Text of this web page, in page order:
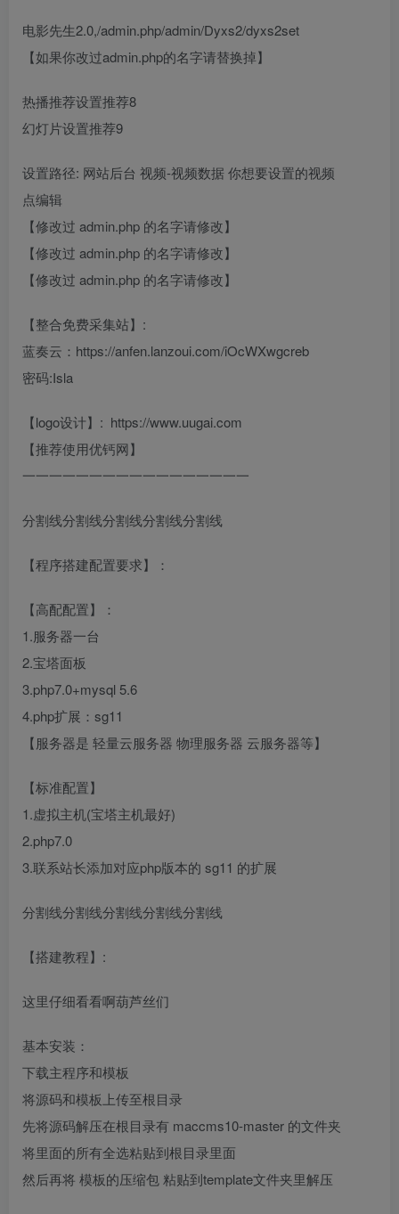
电影先生2.0,/admin.php/admin/Dyxs2/dyxs2set
【如果你改过admin.php的名字请替换掉】
热播推荐设置推荐8
幻灯片设置推荐9
设置路径: 网站后台 视频-视频数据 你想要设置的视频
点编辑
【修改过 admin.php 的名字请修改】
【修改过 admin.php 的名字请修改】
【修改过 admin.php 的名字请修改】
【整合免费采集站】:
蓝奏云：https://anfen.lanzoui.com/iOcWXwgcreb
密码:Isla
【logo设计】: https://www.uugai.com
【推荐使用优钙网】
一一一一一一一一一一一一一一一一一
分割线分割线分割线分割线分割线
【程序搭建配置要求】：
【高配配置】：
1.服务器一台
2.宝塔面板
3.php7.0+mysql 5.6
4.php扩展：sg11
【服务器是 轻量云服务器 物理服务器 云服务器等】
【标准配置】
1.虚拟主机(宝塔主机最好)
2.php7.0
3.联系站长添加对应php版本的 sg11 的扩展
分割线分割线分割线分割线分割线
【搭建教程】:
这里仔细看看啊葫芦丝们
基本安装：
下载主程序和模板
将源码和模板上传至根目录
先将源码解压在根目录有 maccms10-master 的文件夹
将里面的所有全选粘贴到根目录里面
然后再将 模板的压缩包 粘贴到template文件夹里解压